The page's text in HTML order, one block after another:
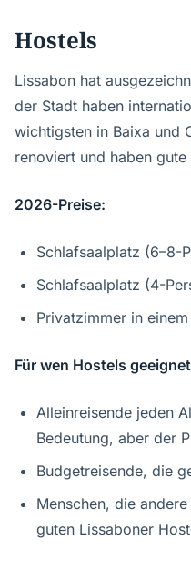
Hostels
Lissabon hat
der Stadt haben
wichtigsten in Baixa und
renoviert und haben
2026-Preise:
Schlafsaalplatz (6–8-
Schlafsaalplatz (4-
Privatzimmer in
Für wen Hostels
Alleinreisende jeden
Bedeutung, aber der
Budgetreisende, die
Menschen, die
guten Lissaboner